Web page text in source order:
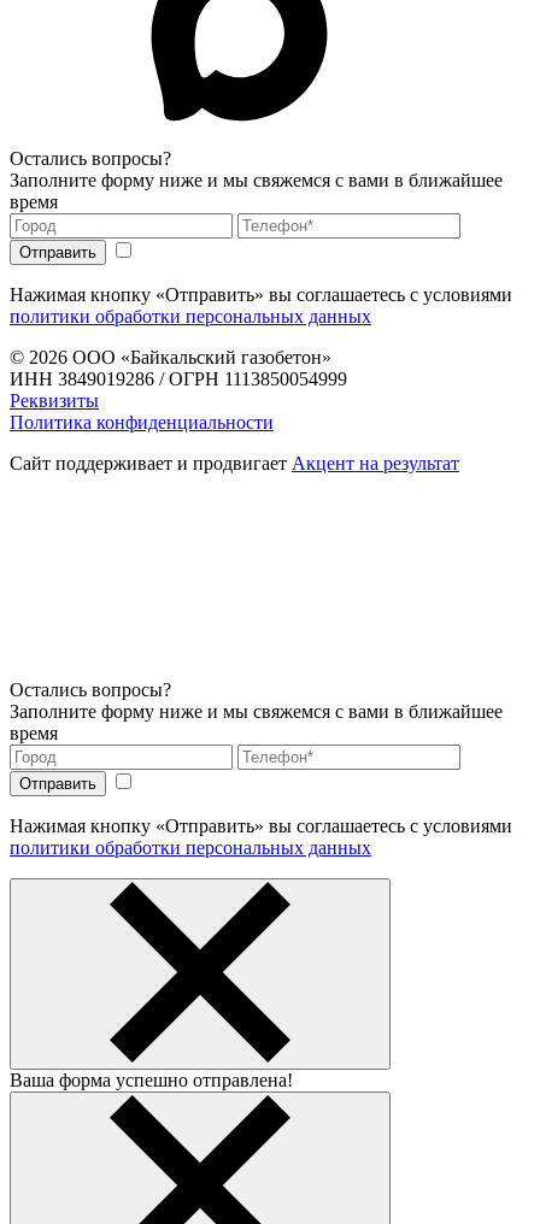
Остались вопросы?
Заполните форму ниже и мы свяжемся с вами в ближайшее
время
Нажимая кнопку «Отправить» вы соглашаетесь с условиями
политики обработки персональных данных
© 2026 ООО «Байкальский газобетон»
ИНН 3849019286 / ОГРН 1113850054999
Реквизиты
Политика конфиденциальности
Сайт поддерживает и продвигает Акцент на результат
Остались вопросы?
Заполните форму ниже и мы свяжемся с вами в ближайшее
время
Нажимая кнопку «Отправить» вы соглашаетесь с условиями
политики обработки персональных данных
Ваша форма успешно отправлена!